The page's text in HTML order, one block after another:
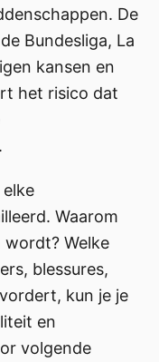
De
Bundesliga, La
kansen en
het risico dat
Waarom
Welke
blessures,
kun je je
en
volgende